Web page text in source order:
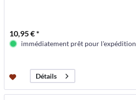
10,95 € *
immédiatement prêt pour l'expédition
Détails